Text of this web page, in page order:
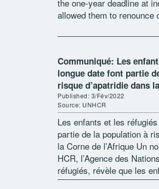
the one-year deadline at
allowed them to renounce
Communiqué: Les
longue date font partie
risque d’apatridie dans
Published: 3/Fév/2022
Source: UNHCR
Les enfants et les
partie de la population à
la Corne de l’Afrique Un
HCR, l’Agence des
réfugiés, révèle que les
Somalie, […]